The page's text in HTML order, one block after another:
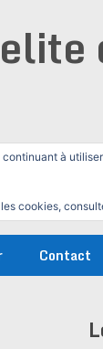
à
cookies,
Contact